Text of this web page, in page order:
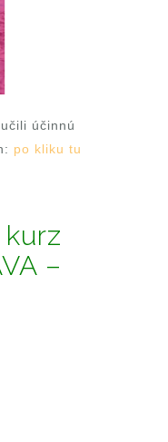
účinnú
po kliku tu
kurz
–